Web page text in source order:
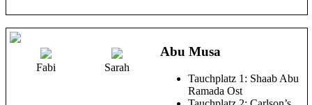
Fabi Sarah
Abu Musa
Tauchplatz 1: Shaab Abu
Ramada Ost